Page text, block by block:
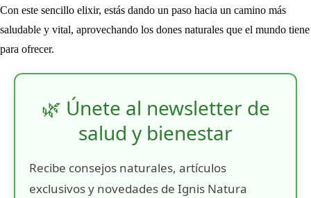
Con este sencillo elixir, estás dando un paso hacia un camino más
saludable y vital, aprovechando los dones naturales que el mundo tiene
para ofrecer.
🌿 Únete al newsletter de
salud y bienestar
Recibe consejos naturales, artículos
exclusivos y novedades de Ignis Natura